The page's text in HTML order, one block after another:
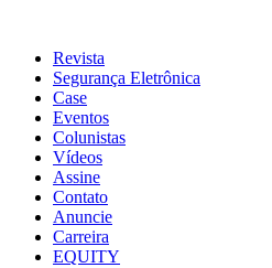
Revista
Segurança Eletrônica
Case
Eventos
Colunistas
Vídeos
Assine
Contato
Anuncie
Carreira
EQUITY